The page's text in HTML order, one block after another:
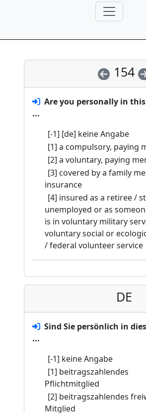
154
Are you personally in
...
[-1] [de] keine Angabe
[1] a compulsory, paying
[2] a voluntary, paying
[3] covered by a family
insurance
[4] insured as a retiree /
unemployed or as
is in voluntary military
voluntary social or
/ federal volunteer service
DE
Sind Sie persönlich in
...
[-1] keine Angabe
[1] beitragszahlendes
Pflichtmitglied
[2] beitragszahlendes
Mitglied